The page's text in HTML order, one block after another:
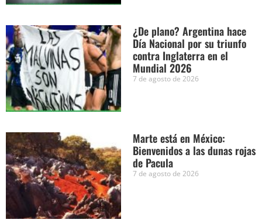
¿De plano? Argentina hace
Día Nacional por su triunfo
contra Inglaterra en el
Mundial 2026
7 de agosto de 2026
Marte está en México:
Bienvenidos a las dunas rojas
de Pacula
7 de agosto de 2026